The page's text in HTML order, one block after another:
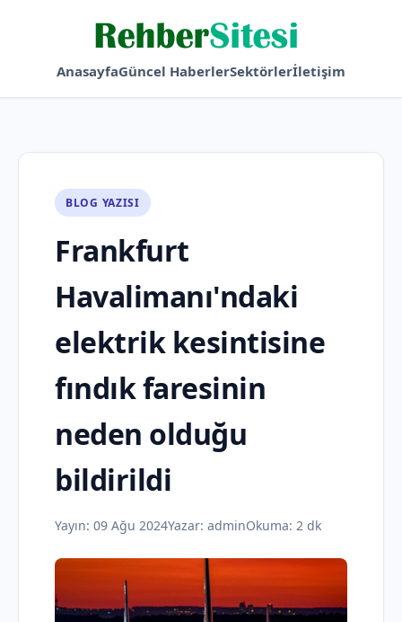
AnasayfaGüncel HaberlerSektörlerİletişim
BLOG YAZISI
Frankfurt
Havalimanı'ndaki
elektrik kesintisine
fındık faresinin
neden olduğu
bildirildi
Yayın: 09 Ağu 2024Yazar: adminOkuma: 2 dk